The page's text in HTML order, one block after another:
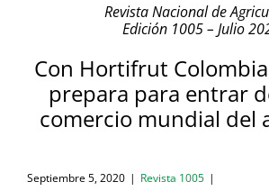
Revista Nacional de
Edición 1005 – Julio
Con Hortifrut
prepara para entrar
comercio mundial del
Septiembre 5, 2020 | Revista 1005 |